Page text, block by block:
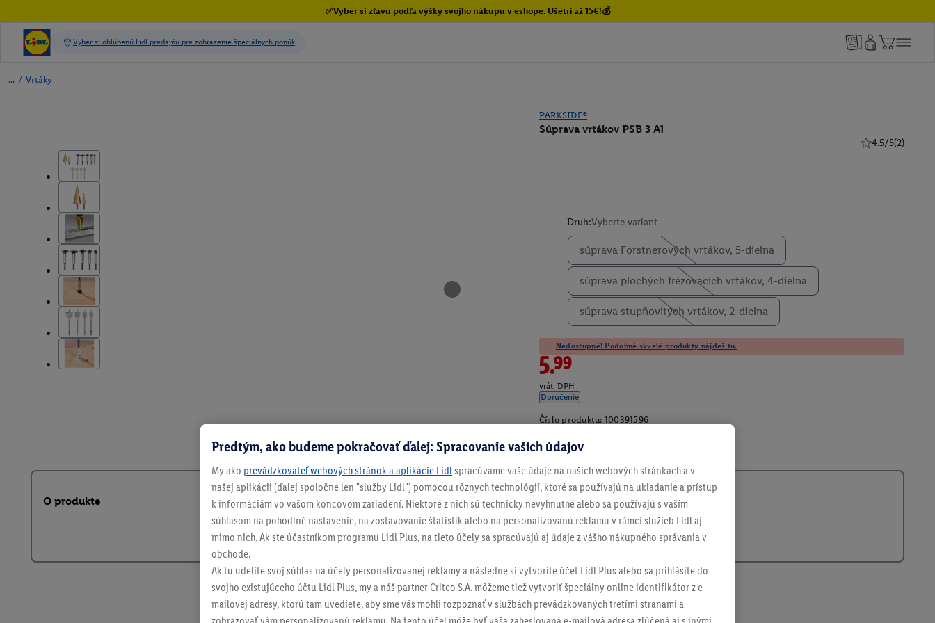
✅Vyber si zľavu podľa výšky svojho nákupu v eshope. Ušetri až 15€!💰
/ Vrtáky
PARKSIDE®
Súprava vrtákov PSB 3 A1
4.5/5(2)
Druh:Vyberte variant
súprava Forstnerových vrtákov, 5-dielna
súprava plochých frézovacích vrtákov, 4-dielna
súprava stupňovitých vrtákov, 2-dielna
Nedostupné! Podobné skvelé produkty nájdeš tu.
5.99
vrát. DPH
Doručenie
Číslo produktu: 100391596
O produkte
Predtým, ako budeme pokračovať ďalej: Spracovanie vašich údajov
My ako prevádzkovateľ webových stránok a aplikácie Lidl spracúvame vaše údaje na našich webových stránkach a v
našej aplikácii (ďalej spoločne len "služby Lidl") pomocou rôznych technológií, ktoré sa používajú na ukladanie a prístup
k informáciám vo vašom koncovom zariadení. Niektoré z nich sú technicky nevyhnutné alebo sa používajú s vaším
súhlasom na pohodlné nastavenie, na zostavovanie štatistík alebo na personalizovanú reklamu v rámci služieb Lidl aj
mimo nich. Ak ste účastníkom programu Lidl Plus, na tieto účely sa spracúvajú aj údaje z vášho nákupného správania v
obchode.
Ak tu udelíte svoj súhlas na účely personalizovanej reklamy a následne si vytvoríte účet Lidl Plus alebo sa prihlásite do
svojho existujúceho účtu Lidl Plus, my a náš partner Criteo S.A. môžeme tiež vytvoriť špeciálny online identifikátor z e-
mailovej adresy, ktorú tam uvediete, aby sme vás mohli rozpoznať v službách prevádzkovaných tretími stranami a